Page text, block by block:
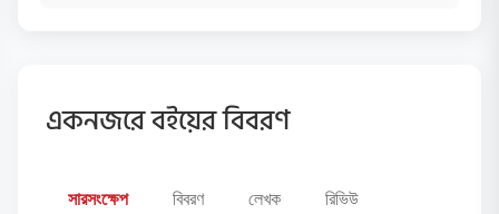
একনজরে বইয়ের বিবরণ
সারসংক্ষেপ বিবরণ লেখক রিভিউ